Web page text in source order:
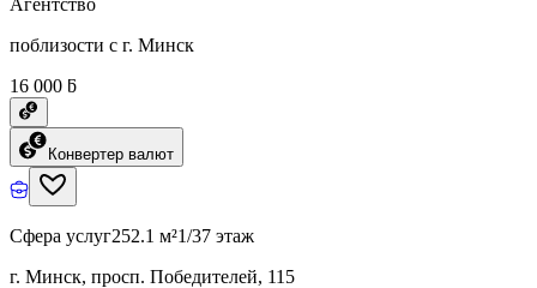
Агентство
поблизости с г. Минск
16 000 ƃ
Конвертер валют
Сфера услуг252.1 м²1/37 этаж
г. Минск, просп. Победителей, 115